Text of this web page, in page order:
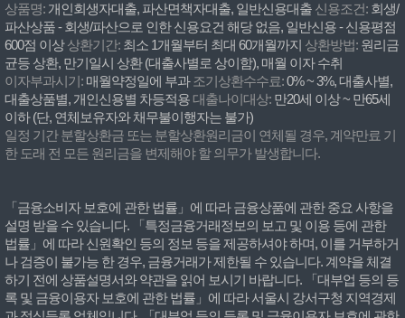
상품명: 개인회생자대출, 파산면책자대출, 일반신용대출 신용조건: 회생/
파산상품 - 회생/파산으로 인한 신용요건 해당 없음, 일반신용 - 신용평점
600점 이상상환기간: 최소 1개월부터 최대 60개월까지 상환방법: 원리금
균등 상환, 만기일시 상환 (대출사별로 상이함), 매월 이자 수취
이자부과시기: 매월약정일에 부과 조기상환수수료:0% ~ 3%, 대출사별,
대출상품별, 개인신용별 차등적용 대출나이대상: 만20세 이상 ~ 만65세
이하 (단, 연체보유자와 채무불이행자는 불가)
일정 기간 분할상환금 또는 분할상환원리금이 연체될 경우, 계약만료 기
한 도래 전 모든 원리금을 변제해야 할 의무가 발생합니다.
「금융소비자 보호에 관한 법률」에 따라 금융상품에 관한 중요 사항을
설명 받을 수 있습니다. 「특정금융거래정보의 보고 및 이용 등에 관한
법률」에 따라 신원확인 등의 정보 등을 제공하셔야 하며, 이를 거부하거
나 검증이 불가능 한 경우, 금융거래가 제한될 수 있습니다. 계약을 체결
하기 전에 상품설명서와 약관을 읽어 보시기 바랍니다. 「대부업 등의 등
록 및 금융이용자 보호에 관한 법률」에 따라 서울시 강서구청 지역경제